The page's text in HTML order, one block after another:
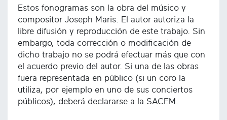
Estos fonogramas son la obra del músico y
compositor Joseph Maris. El autor autoriza la
libre difusión y reproducción de este trabajo. Sin
embargo, toda corrección o modificación de
dicho trabajo no se podrá efectuar más que con
el acuerdo previo del autor. Si una de las obras
fuera representada en público (si un coro la
utiliza, por ejemplo en uno de sus conciertos
públicos), deberá declararse a la SACEM.